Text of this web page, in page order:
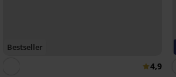
Bestseller
4,9